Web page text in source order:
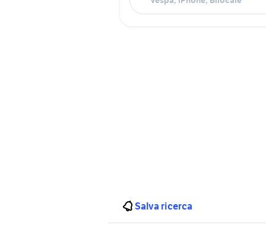
Salva ricerca